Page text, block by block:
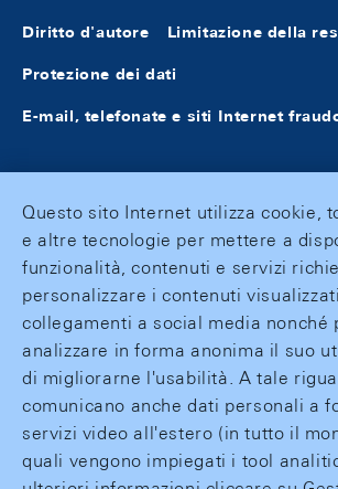
Diritto d'autore Limitazione della
Protezione dei dati
E-mail, telefonate e siti Internet
Questo sito Internet utilizza cookie,
e altre tecnologie per mettere a
funzionalità, contenuti e servizi
personalizzare i contenuti
collegamenti a social media nonché
analizzare in forma anonima il suo
di migliorarne l'usabilità. A tale
comunicano anche dati personali a
servizi video all'estero (in tutto il
quali vengono impiegati i tool